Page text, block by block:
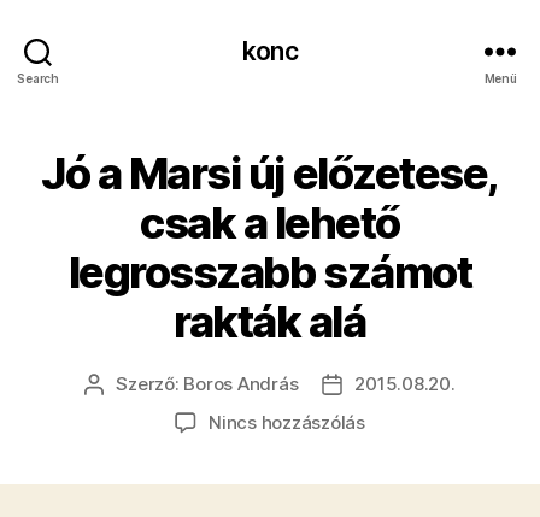
Search
konc
Menü
Jó a Marsi új előzetese,
csak a lehető
legrosszabb számot
rakták alá
Bejegyzés
Szerző: Boros András
Bejegyzés
dátuma
2015.08.20.
Nincs hozzászólása(z)